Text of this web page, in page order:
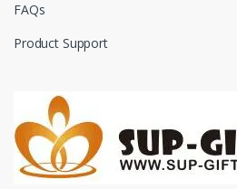
FAQs
Product Support